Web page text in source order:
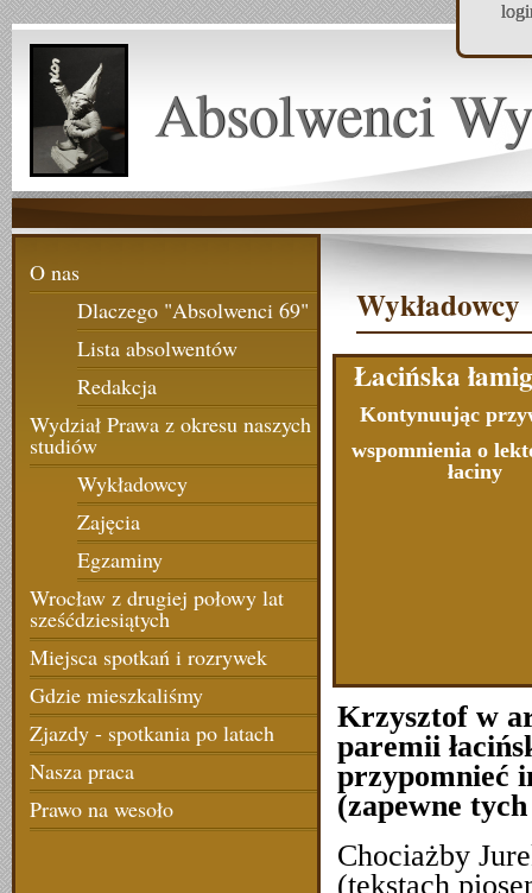
Absolwenci
O nas
Dlaczego "Absolwenci 69"
Lista absolwentów
Redakcja
Wydział Prawa z okresu naszych
studiów
Wykładowcy
Zajęcia
Egzaminy
Wrocław z drugiej połowy lat
sześćdziesiątych
Miejsca spotkań i rozrywek
Gdzie mieszkaliśmy
Zjazdy - spotkania po latach
Nasza praca
Prawo na wesoło
Wykładowcy
Łacińska
Kontynuując
wspomnienia o
łaciny
Krzysztof w
paremii
przypomnieć
(zapewne
Chociażby
(tekstach